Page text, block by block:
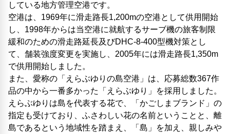
している地方管理空港です。
空港は、1969年に滑走路長1,200mの空港として供用開始
し、1998年からは当空港に就航するサーブ機の旅客制限
緩和のための滑走路延長及びDHC-8-400型機対策とし
て、舗装強度変更を実施し、2005年には滑走路長1,350m
で供用開始しました。
また、愛称の「えらぶゆりの島空港」は、応募総数367作
品の中から一番多かった「えらぶゆり」を採用しました。
えらぶゆりは島を代表する花で、「かごしまブランド」の
指定も受けており、ふさわしい花の名前ということと、離
島であるという地域性を踏まえ、「島」を加え、親しみや